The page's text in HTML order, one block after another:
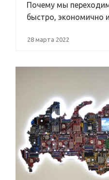
Почему мы
быстро, экономично
28 марта 2022